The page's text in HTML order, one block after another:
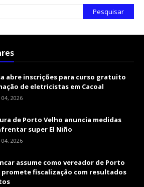
abre inscrições para curso gratuito
de eletricistas em Cacoal
2026
de Porto Velho anuncia medidas
super El Niño
2026
assume como vereador de Porto
promete fiscalização com resultados